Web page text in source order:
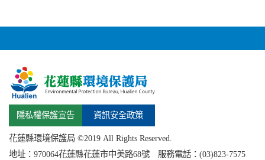
隱私權保護宣告 資訊安全政策
花蓮縣環境保護局 ©2019 All Rights Reserved.
地址： 970064花蓮縣花蓮市中美路68號 服務電話：(03)823-7575